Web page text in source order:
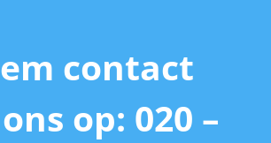
contact
op: 020 –